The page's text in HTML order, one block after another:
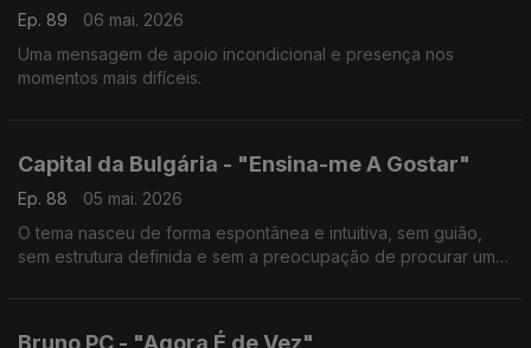
Ep. 89
06 mai. 2026
Uma mensagem de apoio incondicional e presença nos
momentos mais difíceis.
Capital da Bulgária - "Ensina-me A Gostar"
Ep. 88
05 mai. 2026
O tema nasceu de forma espontânea e intuitiva, sem guião,
sem estrutura definida e sem a preocupação de procurar um
Bruno PC - "Agora É de Vez"